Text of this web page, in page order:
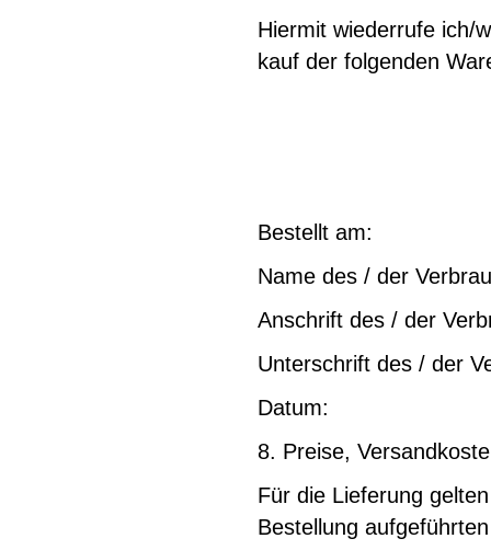
Hiermit wiederrufe ich/
kauf der folgenden
Bestellt am:
Name des / der
Anschrift des / der
Unterschrift des / der
Datum:
8. Preise,
Für die Lieferung
Bestellung